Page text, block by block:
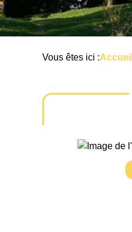
Vous êtes ici :Accueil